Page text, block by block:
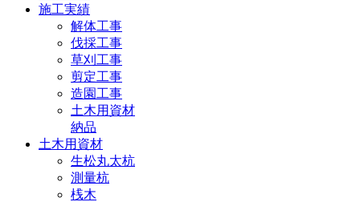
施工実績
解体工事
伐採工事
草刈工事
剪定工事
造園工事
土木用資材
納品
土木用資材
生松丸太杭
測量杭
桟木